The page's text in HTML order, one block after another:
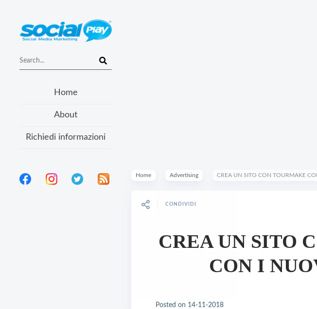
Home
About
Richiedi informazioni
Home Advertising CREA UN SITO CON TOURMAKE
CONDIVIDI
CREA UN SITO
CON I
Posted on 14-11-2018